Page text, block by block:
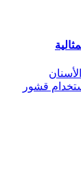
قشور